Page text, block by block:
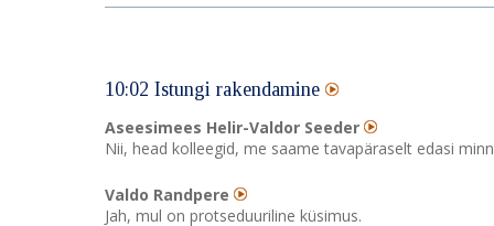
10:02 Istungi rakendamine
Aseesimees Helir-Valdor Seeder
Nii, head kolleegid, me saame tavapäraselt edasi
Valdo Randpere
Jah, mul on protseduuriline küsimus.